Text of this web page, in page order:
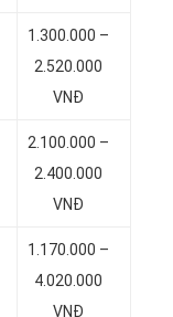
1.300.000 –
2.520.000
VNĐ
2.100.000 –
2.400.000
VNĐ
1.170.000 –
4.020.000
VNĐ